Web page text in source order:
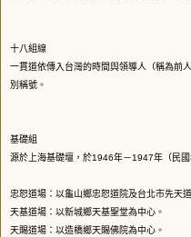
十八組線
一貫道依傳入台灣的時間與領導人（稱為前
別稱號。
基礎組
源於上海基礎壇，於1946年－1947年（民
忠恕道場：以龜山鄉忠恕道院及台北市先天
天基道場：以新城鄉天基聖堂為中心。
天賜道場：以造橋鄉天賜佛院為中心。